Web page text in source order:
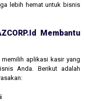
lebih hemat untuk bisnis
Membantu
memilih aplikasi kasir yang
Anda. Berikut adalah